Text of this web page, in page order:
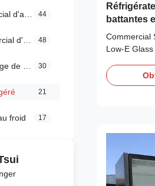
44
48
30
21
froid 17
battantes
Low-E,
latéral
Commercial
Low‑E
semi‑height
features a